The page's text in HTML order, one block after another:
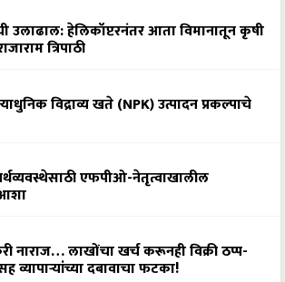
उलाढाल: हेलिकॉप्टरनंतर आता विमानातून कृषी
त्रिपाठी
विद्राव्य खते (NPK) उत्पादन प्रकल्पाचे
एफपीओ-नेतृत्वाखालील
आशा
नाराज… लाखोंचा खर्च करूनही विक्री ठप्प-
व्यापाऱ्यांच्या दबावाचा फटका!